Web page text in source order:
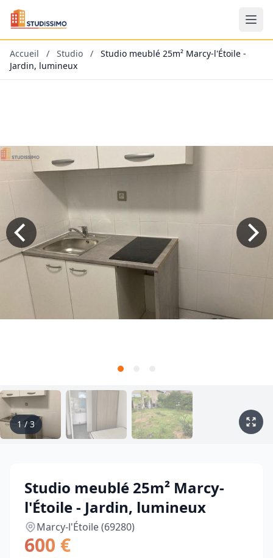
Accueil / Studio /
Studio meublé 25m² Marcy-l'Étoile -
Jardin, lumineux
1 / 3
Studio meublé 25m² Marcy-
l'Étoile - Jardin, lumineux
Marcy-l'Étoile (69280)
600 €